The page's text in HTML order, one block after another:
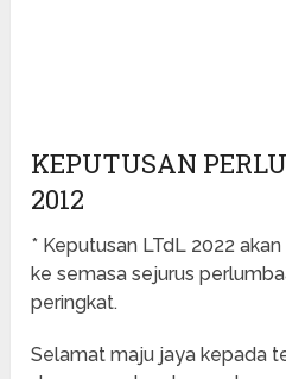
KEPUTUSAN
2012
* Keputusan LTdL 2022
ke semasa sejurus
peringkat.
Selamat maju jaya kepada